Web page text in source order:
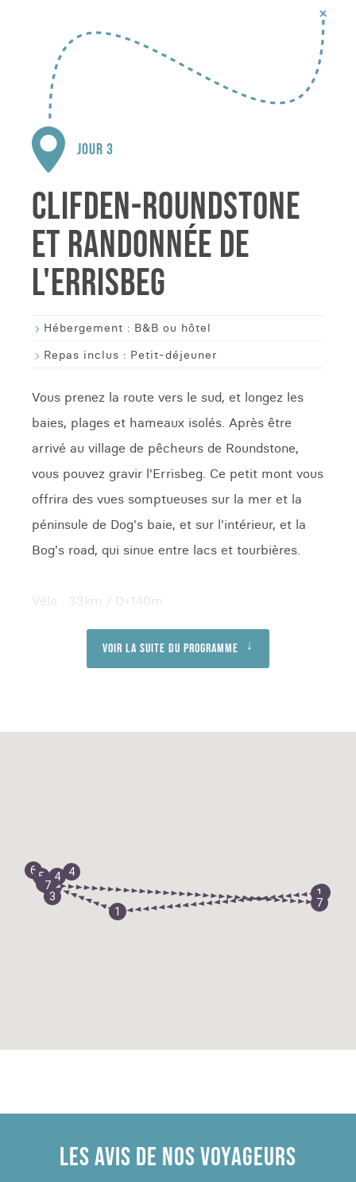
JOUR 3
CLIFDEN-ROUNDSTONE
ET RANDONNÉE DE
L'ERRISBEG
Hébergement : B&B ou hôtel
Repas inclus : Petit-déjeuner
Vous prenez la route vers le sud, et longez les
baies, plages et hameaux isolés. Après être
arrivé au village de pêcheurs de Roundstone,
vous pouvez gravir l'Errisbeg. Ce petit mont vous
offrira des vues somptueuses sur la mer et la
péninsule de Dog's baie, et sur l'intérieur, et la
Bog's road, qui sinue entre lacs et tourbières.
Vélo : 33km / D+140m
Voir la suite du programme
1
1
2
3
4 4
5
6
7
7
8
LES AVIS DE NOS VOYAGEURS